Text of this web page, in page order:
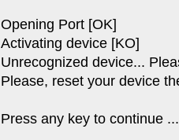
Opening Port [OK]
Activating device [KO]
Unrecognized device...
Please, reset your device
Press any key to continue ...